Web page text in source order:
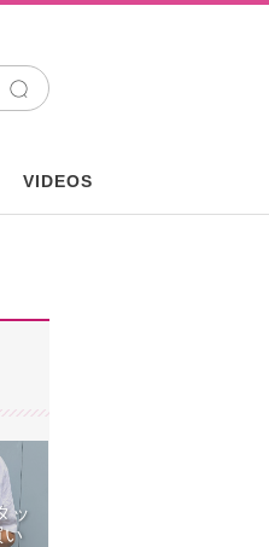
VIDEOS
ッ
い